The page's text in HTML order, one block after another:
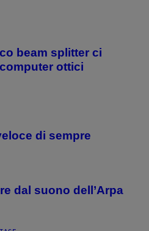
beam splitter ci
ottici
di sempre
dal suono dell’Arpa